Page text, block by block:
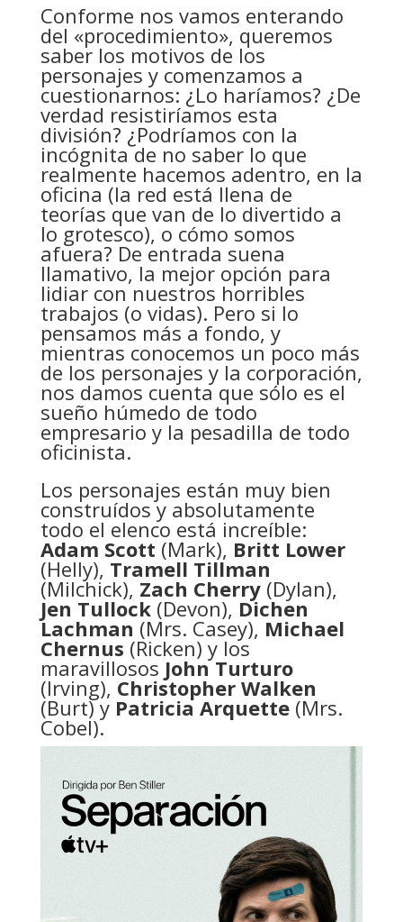
Conforme nos vamos enterando
del «procedimiento», queremos
saber los motivos de los
personajes y comenzamos a
cuestionarnos: ¿Lo haríamos? ¿De
verdad resistiríamos esta
división? ¿Podríamos con la
incógnita de no saber lo que
realmente hacemos adentro, en la
oficina (la red está llena de
teorías que van de lo divertido a
lo grotesco), o cómo somos
afuera? De entrada suena
llamativo, la mejor opción para
lidiar con nuestros horribles
trabajos (o vidas). Pero si lo
pensamos más a fondo, y
mientras conocemos un poco más
de los personajes y la corporación,
nos damos cuenta que sólo es el
sueño húmedo de todo
empresario y la pesadilla de todo
oficinista.
Los personajes están muy bien
construídos y absolutamente
todo el elenco está increíble:
Adam Scott (Mark), Britt Lower
(Helly), Tramell Tillman
(Milchick), Zach Cherry(Dylan),
Jen Tullock(Devon), Dichen
Lachman (Mrs. Casey), Michael
Chernus (Ricken) y los
maravillosos John Turturo
(Irving), Christopher Walken
(Burt) y Patricia Arquette(Mrs.
Cobel).